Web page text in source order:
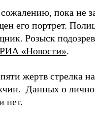
пока не
его портрет.
Розыск
РИА «Новости».
жертв стрелка
Данных о
нет.